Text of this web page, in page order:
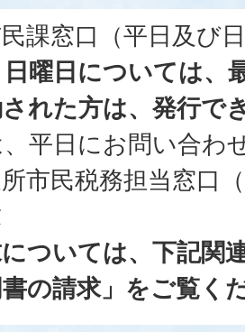
課窓口（平日及び
曜日については、
れた方は、発行で
平日にお問い合わ
市民税務担当窓口
ついては、下記関
の請求」をご覧く